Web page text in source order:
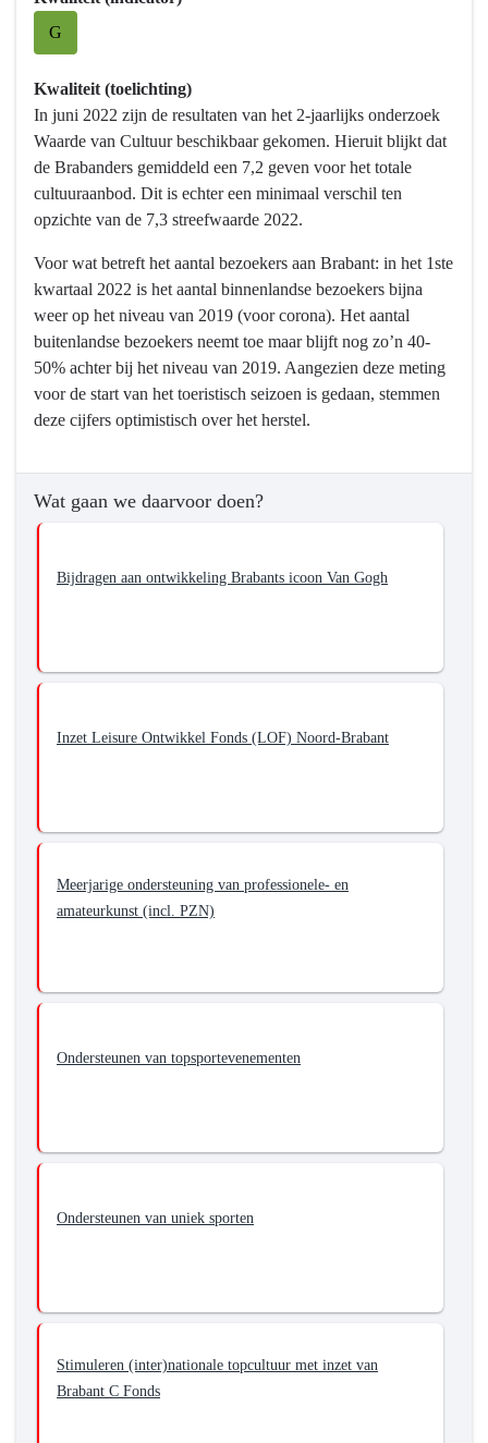
willen
Onderscheidend,
divers
inclusief
Brabants
sport-
vrijetijdsaanbod
G
Kwaliteit (toelichting)
In juni 2022 zijn de resultaten van het 2-jaarlijks onderzoek
Waarde van Cultuur beschikbaar gekomen. Hieruit blijkt dat
de Brabanders gemiddeld een 7,2 geven voor het totale
cultuuraanbod. Dit is echter een minimaal verschil ten
opzichte van de 7,3 streefwaarde 2022.
Voor wat betreft het aantal bezoekers aan Brabant: in het 1ste
kwartaal 2022 is het aantal binnenlandse bezoekers bijna
weer op het niveau van 2019 (voor corona). Het aantal
buitenlandse bezoekers neemt toe maar blijft nog zo’n 40-
50% achter bij het niveau van 2019. Aangezien deze meting
voor de start van het toeristisch seizoen is gedaan, stemmen
deze cijfers optimistisch over het herstel.
Wat gaan we daarvoor doen?
Bijdragen aan ontwikkeling Brabants icoon Van Gogh
Inzet Leisure Ontwikkel Fonds (LOF) Noord-Brabant
Meerjarige ondersteuning van professionele- en
amateurkunst (incl. PZN)
Ondersteunen van topsportevenementen
Ondersteunen van uniek sporten
Stimuleren (inter)nationale topcultuur met inzet van
Brabant C Fonds